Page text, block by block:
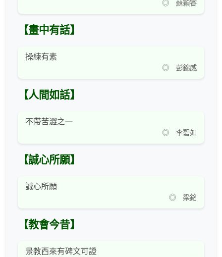
◎ 蘇穎睿
【畫中有話】
操練有素
◎ 彭錦威
【人間如話】
不帶苦澀之一
◎ 李碧如
【誠心所願】
誠心所願
◎ 梁銘
【教會今昔】
景教西來有碑文可證